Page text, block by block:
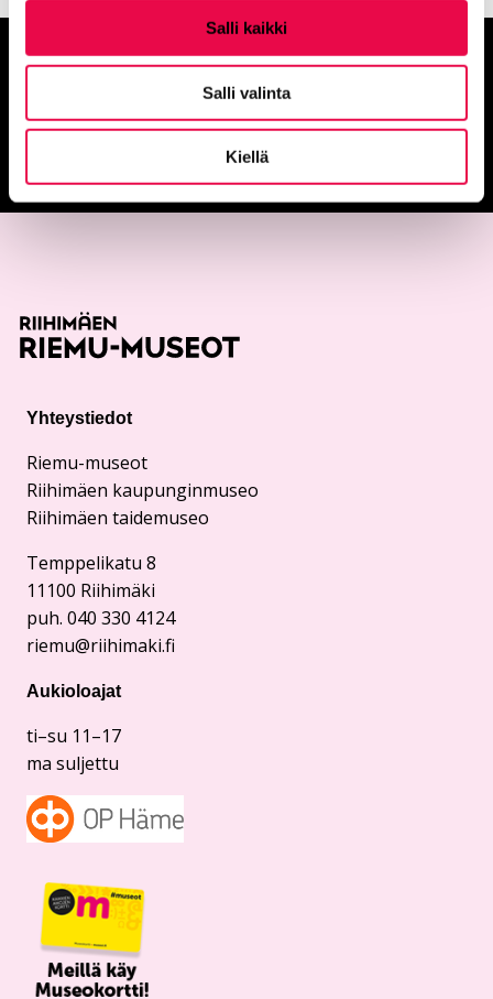
Salli kaikki
Salli valinta
Kiellä
Anna palautetta
Palautepalvelu
Siirtyy ulkoiselle
Yhteystiedot
Riemu-museot
Riihimäen kaupunginmuseo
Riihimäen taidemuseo
Temppelikatu 8
11100 Riihimäki
puh. 040 330 4124
riemu@riihimaki.fi
Aukioloajat
ti–su 11–17
ma suljettu